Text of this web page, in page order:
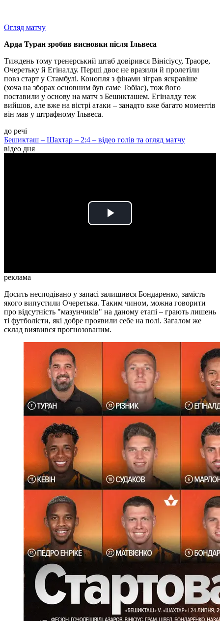
Огляд матчу
Арда Туран зробив висновки після Ільвеса
Тиждень тому тренерський штаб довірився Вінісіусу, Траоре,
Очеретьку й Егіналду. Перші двоє не вразили й пролетіли
повз старт у Стамбулі. Конопля з фінами зіграв яскравіше
(хоча на зборах основним був саме Тобіас), тож його
поставили у основу на матч з Бешикташем. Егіналду теж
вийшов, але вже на вістрі атаки – занадто вже багато моментів
він мав у штрафному Ільвеса.
до речі
Бешикташ – Шахтар – 2:4 – відео голів та огляд матчу
відео дня
Play
реклама
Досить несподівано у запасі залишився Бондаренко, замість
якого випустили Очеретька. Таким чином, можна говорити
про відсутність "мазунчиків" на даному етапі – грають лишень
ті футболісти, які добре проявили себе на полі. Загалом же
склад виявився прогнозованим.